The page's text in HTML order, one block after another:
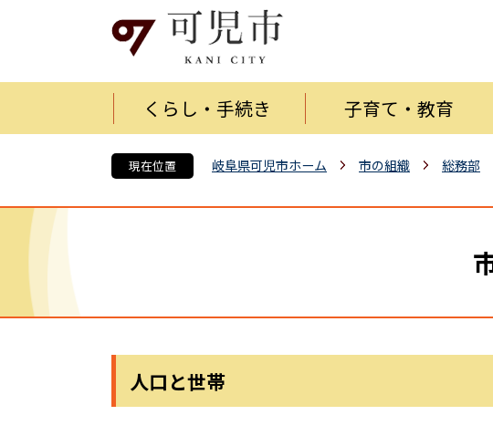
くらし・手続き 子育て・教育
現在位置 岐阜県可児市ホーム 市の組織 総務部
人口と世帯